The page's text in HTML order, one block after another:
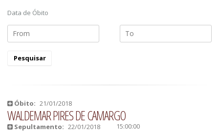
Data de Óbito
Óbito: 21/01/2018
WALDEMAR PIRES DE CAMARGO
Sepultamento: 22/01/2018 15:00:00